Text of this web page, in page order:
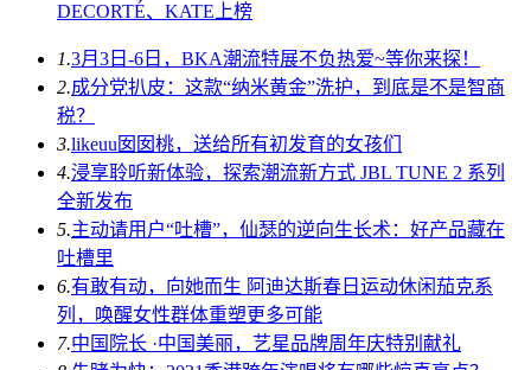
DECORTÉ、KATE上榜
1.3月3日-6日，BKA潮流特展不负热爱~等你来探！
2.成分党扒皮：这款“纳米黄金”洗护，到底是不是智商
税？
3.likeuu囡囡桃，送给所有初发育的女孩们
4.浸享聆听新体验，探索潮流新方式 JBL TUNE 2 系列
全新发布
5.主动请用户“吐槽”，仙瑟的逆向生长术：好产品藏在
吐槽里
6.有敢有动，向她而生 阿迪达斯春日运动休闲茄克系
列，唤醒女性群体重塑更多可能
7.中国院长 ·中国美丽，艺星品牌周年庆特别献礼